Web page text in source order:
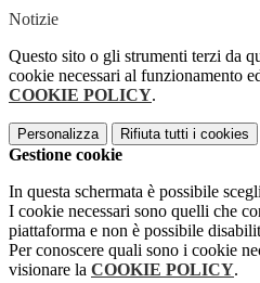
Notizie
Questo sito o gli strumenti terzi da
cookie necessari al funzionamento
COOKIE POLICY.
Personalizza Rifiuta tutti i cookies
Gestione cookie
In questa schermata è possibile
I cookie necessari sono quelli che
piattaforma e non è possibile
Per conoscere quali sono i cookie
visionare la COOKIE POLICY.